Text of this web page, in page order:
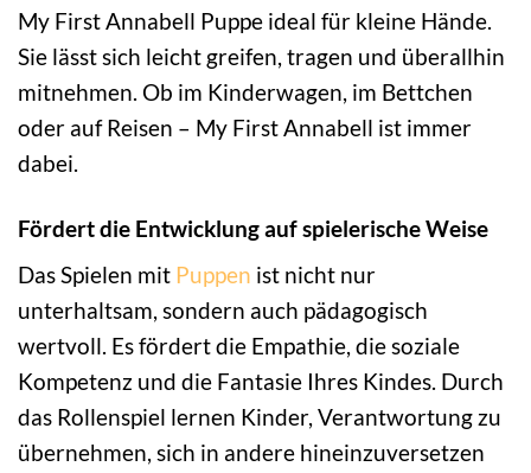
My First Annabell Puppe ideal für kleine Hände.
Sie lässt sich leicht greifen, tragen und überallhin
mitnehmen. Ob im Kinderwagen, im Bettchen
oder auf Reisen – My First Annabell ist immer
dabei.
Fördert die Entwicklung auf spielerische Weise
Das Spielen mit Puppen ist nicht nur
unterhaltsam, sondern auch pädagogisch
wertvoll. Es fördert die Empathie, die soziale
Kompetenz und die Fantasie Ihres Kindes. Durch
das Rollenspiel lernen Kinder, Verantwortung zu
übernehmen, sich in andere hineinzuversetzen